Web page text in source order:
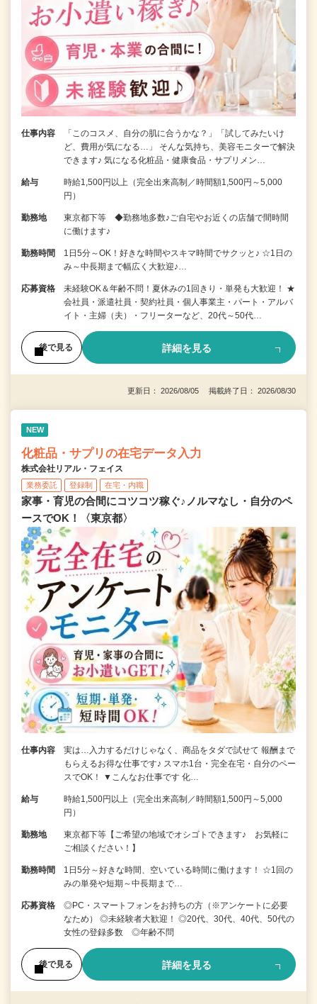
仕事内容
「このコスメ、自分の肌に合うかな？」「試してみたいけ
ど、費用が気になる…」 そんな気持ち、美容モニターで解決
できます♪ 気になる化粧品・健康食品・サプリメン…
給与
時給1,500円以上（完全出来高制／時間額1,500円～5,000
円）
勤務地
東京都下等 ◆勤務地多数♪ご自宅やお近くの店舗で間時間
に働けます♪
勤務時間
1日5分～OK！好きな時間やスキマ時間でサクッと♪ ☆1日の
み～中長期まで幅広く大歓迎♪…
応募資格
未経験OK＆年齢不問！夏休みの1回きり・単発も大歓迎！ ★
会社員・派遣社員・契約社員・個人事業主・パート・アルバ
イト・主婦（夫）・フリーターなど、20代～50代…
後で見る 詳細を見る
更新日： 2026/08/05 掲載終了日： 2026/08/30
NEW
化粧品・サプリの在宅データ入力
株式会社リアル・フェイス
業務委託 登録制 在宅・内職
家事・育児の合間にコツコツ稼ぐ♪ノルマなし・自分のペ
ースでOK！〈東京都〉
仕事内容
実は…入力するだけじゃなく、商品をタダで試せて 報酬まで
もらえるお得な仕事です♪ スマホ1台・完全在宅・自分のペー
スでOK！ ▼こんなお仕事です 化…
給与
時給1,500円以上（完全出来高制／時間額1,500円～5,000
円）
勤務地
東京都下等【ご希望の地域でオシゴトできます♪ お気軽に
ご相談ください！】
勤務時間
1日5分～好きな時間、空いている時間に働けます！ ☆1回の
みの単発や短期～中長期まで…
応募資格
◎PC・スマートフォンをお持ちの方（※アンケートに必要
なため） ◎未経験者大歓迎！ ◎20代、30代、40代、50代の
女性の登録多数 ◎年齢不問
後で見る 詳細を見る